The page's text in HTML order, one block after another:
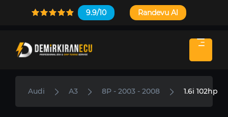
9.9/10 Randevu Al
Audi A3 8P - 2003 - 2008 1.6i 102hp